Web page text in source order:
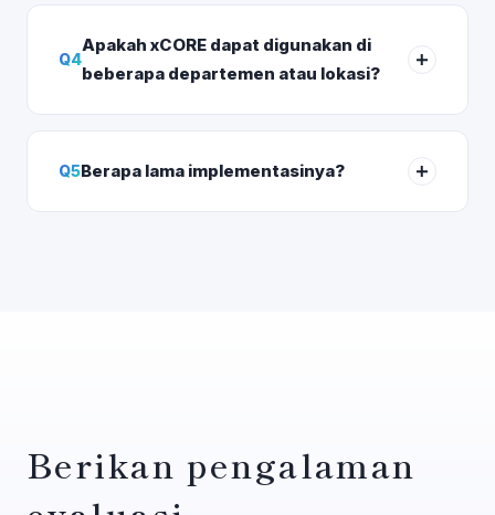
Q4
Apakah xCORE dapat digunakan di
beberapa departemen atau lokasi?
Q5Berapa lama implementasinya?
Berikan pengalaman